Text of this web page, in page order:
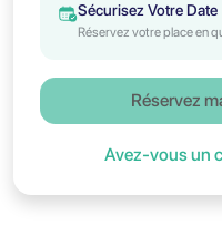
Sécurisez Votre Date
Réservez votre place en
Réservez
Avez-vous un